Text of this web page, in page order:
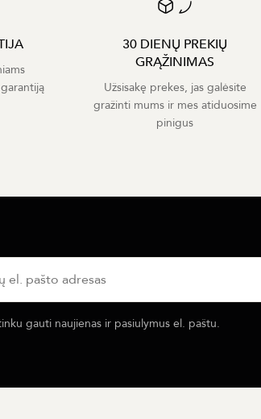
30 DIENŲ PREKIŲ
GRĄŽINIMAS
Užsisakę prekes, jas galėsite
gražinti mums ir mes atiduosime
pinigus
gauti naujienas ir pasiulymus el. paštu.